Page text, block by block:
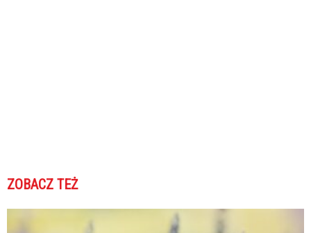
ZOBACZ TEŻ